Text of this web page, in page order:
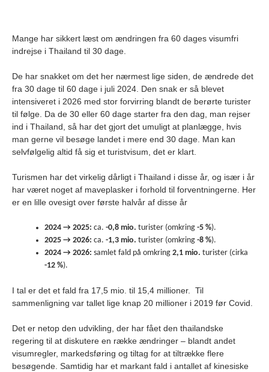
Mange har sikkert læst om ændringen fra 60 dages visumfri
indrejse i Thailand til 30 dage.
De har snakket om det her nærmest lige siden, de ændrede det
fra 30 dage til 60 dage i juli 2024. Den snak er så blevet
intensiveret i 2026 med stor forvirring blandt de berørte turister
til følge. Da de 30 eller 60 dage starter fra den dag, man rejser
ind i Thailand, så har det gjort det umuligt at planlægge, hvis
man gerne vil besøge landet i mere end 30 dage. Man kan
selvfølgelig altid få sig et turistvisum, det er klart.
Turismen har det virkelig dårligt i Thailand i disse år, og især i år
har været noget af maveplasker i forhold til forventningerne. Her
er en lille ovesigt over første halvår af disse år
2024 → 2025: ca. -0,8 mio. turister (omkring -5 %).
2025 → 2026: ca. -1,3 mio. turister (omkring -8 %).
2024 → 2026: samlet fald på omkring 2,1 mio. turister (cirka
-12 %).
I tal er det et fald fra 17,5 mio. til 15,4 millioner. Til
sammenligning var tallet lige knap 20 millioner i 2019 før Covid.
Det er netop den udvikling, der har fået den thailandske
regering til at diskutere en række ændringer – blandt andet
visumregler, markedsføring og tiltag for at tiltrække flere
besøgende. Samtidig har et markant fald i antallet af kinesiske